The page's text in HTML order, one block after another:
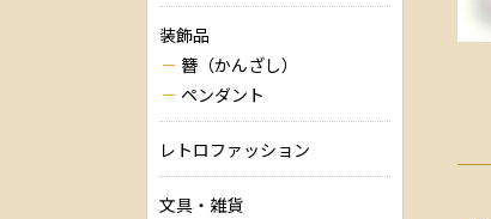
装飾品
簪（かんざし）
ペンダント
レトロファッション
文具・雑貨